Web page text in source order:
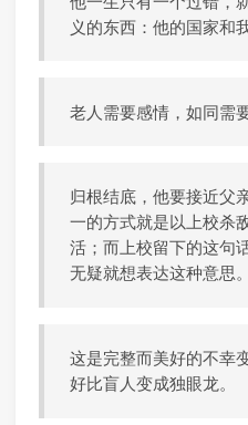
义的东西：他的国家和
老人需要感情，如同需
归根结底，他要接近父
一的方式就是以上校杀
活；而上校留下的这
无疑就想表达这种意思。
这是完整而美好的不幸
好比盲人变成独眼龙。